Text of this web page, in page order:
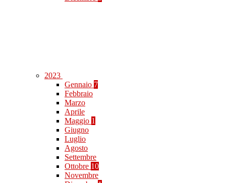
2023
Gennaio 7
Febbraio
Marzo
Aprile
Maggio 1
Giugno
Luglio
Agosto
Settembre
Ottobre 10
Novembre